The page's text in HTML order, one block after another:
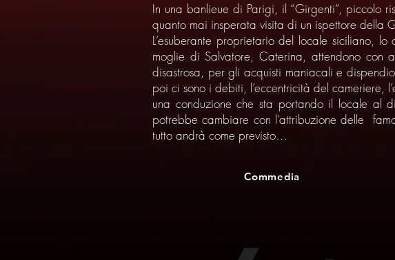
In una banlieue di Parigi, il “Girgenti”, piccolo
quanto mai insperata visita di un ispettore della
L’esuberante proprietario del locale siciliano,
moglie di Salvatore, Caterina, attendono con
disastrosa, per gli acquisti maniacali e
poi ci sono i debiti, l’eccentricità del cameriere,
una conduzione che sta portando il locale al
potrebbe cambiare con l’attribuzione delle
tutto andrà come previsto…
Commedia